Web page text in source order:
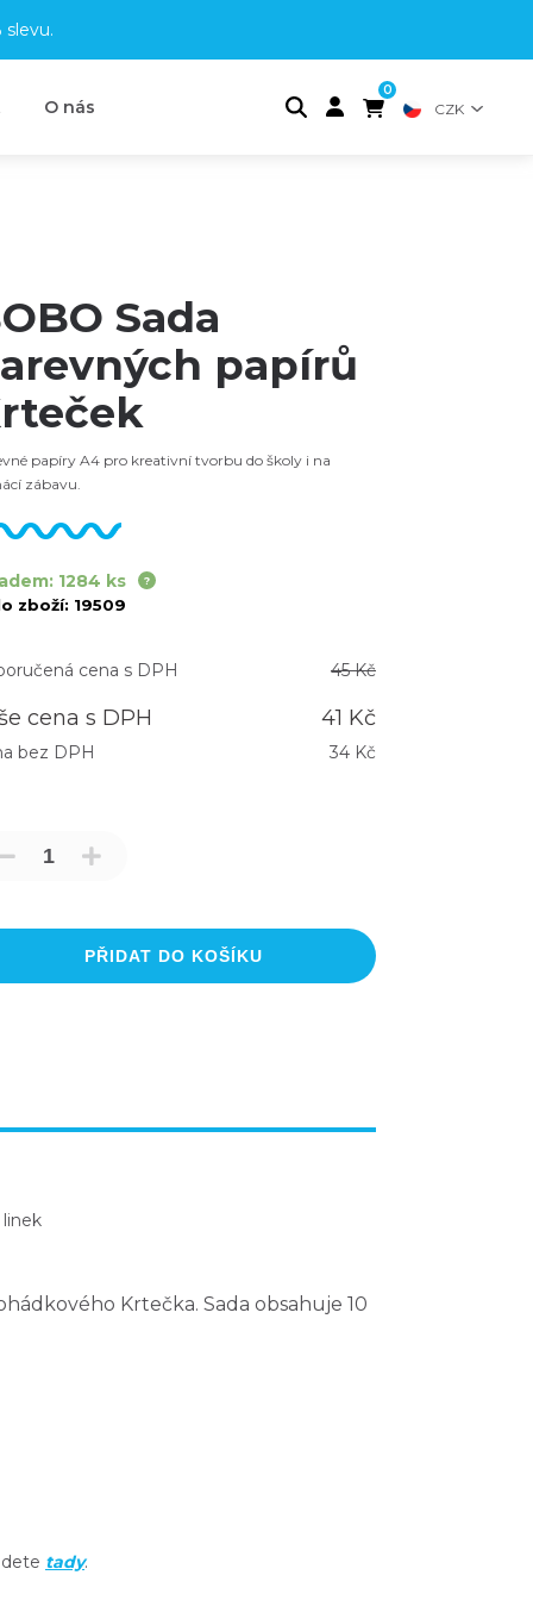
slevu.
O nás
0
CZK
Sada
papírů
papíry A4 pro kreativní tvorbu do školy i na
zábavu.
1284 ks
zboží: 19509
cena s DPH 45 Kč
cena s DPH 41 Kč
bez DPH 34 Kč
PŘIDAT DO KOŠÍKU
Krtečka. Sada obsahuje 10
tady.